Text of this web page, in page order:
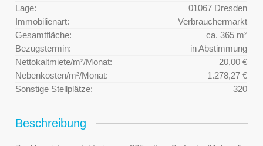
Lage:
01067 Dresden
Immobilienart:
Verbrauchermarkt
Gesamtfläche:
ca. 365 m²
Bezugstermin:
in Abstimmung
Nettokaltmiete/m²/Monat:
20,00 €
Nebenkosten/m²/Monat:
1.278,27 €
Sonstige Stellplätze:
320
Beschreibung